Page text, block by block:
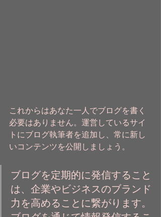
これからはあなた一人でブログを書く
必要はありません。運営しているサイ
トにブログ執筆者を追加し、常に新し
いコンテンツを公開しましょう。
ブログを定期的に発信すること
は、企業やビジネスのブランド
力を高めることに繋がります。